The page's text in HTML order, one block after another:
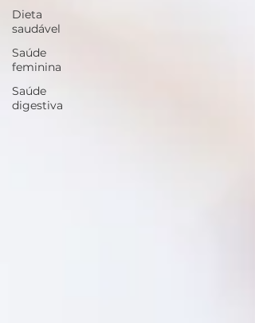
Dieta
saudável
Saúde
feminina
Saúde
digestiva